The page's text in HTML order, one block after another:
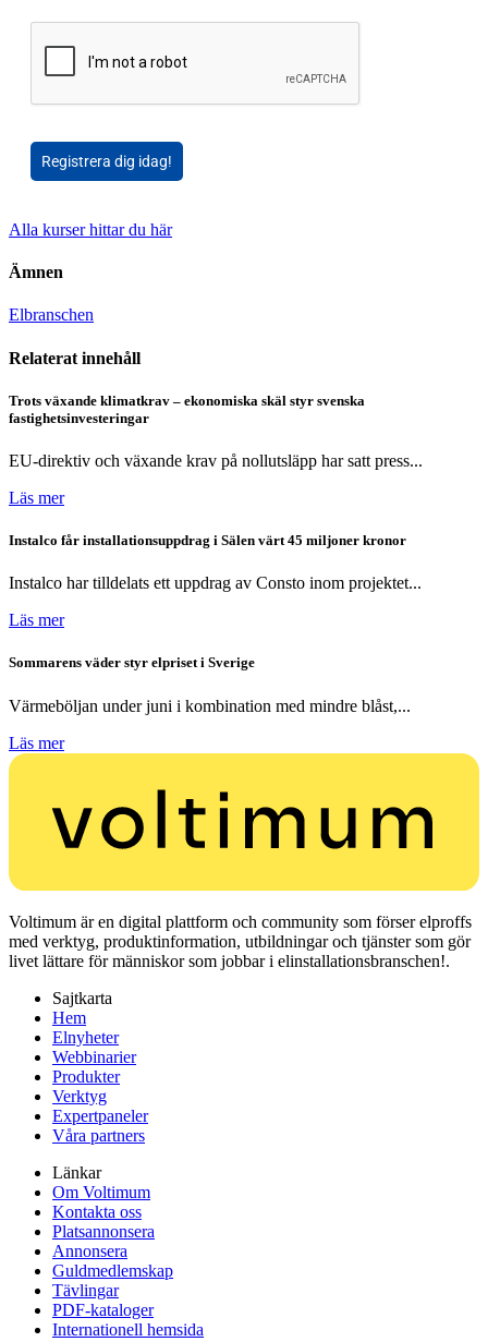
Registrera dig idag!
Alla kurser hittar du här
Ämnen
Elbranschen
Relaterat innehåll
Trots växande klimatkrav – ekonomiska skäl styr svenska
fastighetsinvesteringar
EU-direktiv och växande krav på nollutsläpp har satt press...
Läs mer
Instalco får installationsuppdrag i Sälen värt 45 miljoner kronor
Instalco har tilldelats ett uppdrag av Consto inom projektet...
Läs mer
Sommarens väder styr elpriset i Sverige
Värmeböljan under juni i kombination med mindre blåst,...
Läs mer
Voltimum är en digital plattform och community som förser elproffs
med verktyg, produktinformation, utbildningar och tjänster som gör
livet lättare för människor som jobbar i elinstallationsbranschen!.
Sajtkarta
Hem
Elnyheter
Webbinarier
Produkter
Verktyg
Expertpaneler
Våra partners
Länkar
Om Voltimum
Kontakta oss
Platsannonsera
Annonsera
Guldmedlemskap
Tävlingar
PDF-kataloger
Internationell hemsida